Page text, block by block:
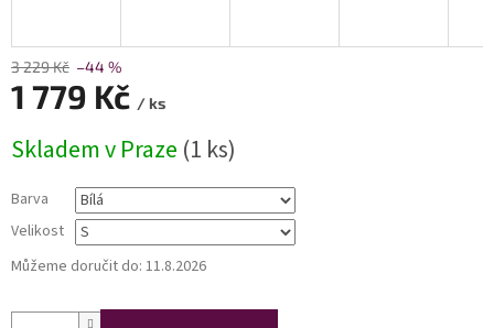
3 229 Kč –44 %
1 779 Kč / ks
cena:
Skladem v Praze (1 ks)
Barva
Velikost
Můžeme doručit do: 11.8.2026